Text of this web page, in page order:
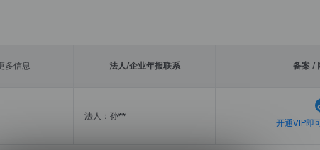
多信息 法人/企业年报联系 备案 /
法人：孙**
开通VIP即